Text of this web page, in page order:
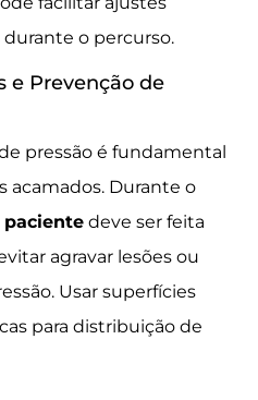
o percurso.
e Prevenção de
pressão é fundamental
acamados. Durante o
paciente deve ser feita
agravar lesões ou
Usar superfícies
para distribuição de